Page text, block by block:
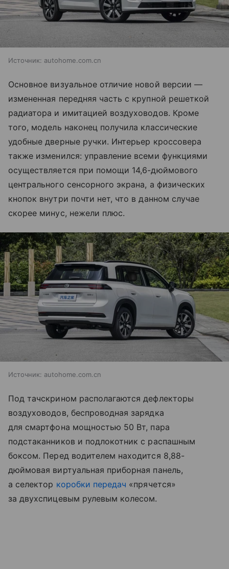
Источник: autohome.com.cn
Основное визуальное отличие новой версии —
измененная передняя часть с крупной решеткой
радиатора и имитацией воздуховодов. Кроме
того, модель наконец получила классические
удобные дверные ручки. Интерьер кроссовера
также изменился: управление всеми функциями
осуществляется при помощи 14,6-дюймового
центрального сенсорного экрана, а физических
кнопок внутри почти нет, что в данном случае
скорее минус, нежели плюс.
Источник: autohome.com.cn
Под тачскрином располагаются дефлекторы
воздуховодов, беспроводная зарядка
для смартфона мощностью 50 Вт, пара
подстаканников и подлокотник с распашным
боксом. Перед водителем находится 8,88-
дюймовая виртуальная приборная панель,
а селектор коробки передач «прячется»
за двухспицевым рулевым колесом.